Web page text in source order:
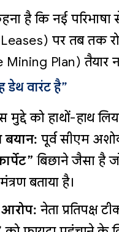
है कि नई
(Leases) पर तब
Plan) तैयार
डेथ वारंट है”
मुद्दे को हाथों-हाथ
पूर्व सीएम
बिछाने जैसा है
बताया है।
आरोप: नेता प्रतिपक्ष